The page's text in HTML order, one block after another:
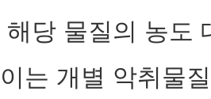
당 물질의 농도
는 개별 악취물